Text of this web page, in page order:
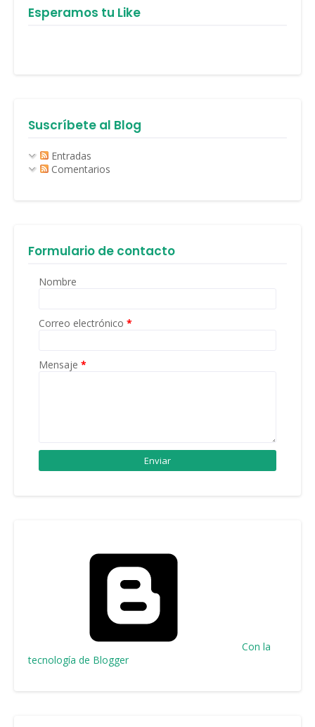
Esperamos tu Like
Suscríbete al Blog
Entradas
Comentarios
Formulario de contacto
Nombre
Correo electrónico *
Mensaje *
Con la
tecnología de Blogger